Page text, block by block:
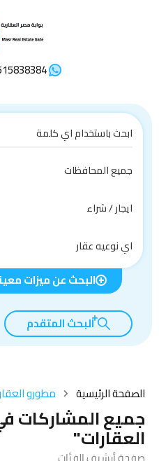
جميع المحافظات
ايجار / شراء
اي نوعيه عقار
البحث عن ميزات
البحث المتقدم
الصفحة الرئيسية مطورو
جميع المشاركات
العقارات"